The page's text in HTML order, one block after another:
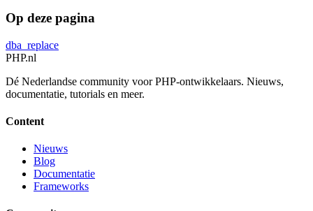
Op deze pagina
dba_replace
PHP.nl
Dé Nederlandse community voor PHP-ontwikkelaars. Nieuws,
documentatie, tutorials en meer.
Content
Nieuws
Blog
Documentatie
Frameworks